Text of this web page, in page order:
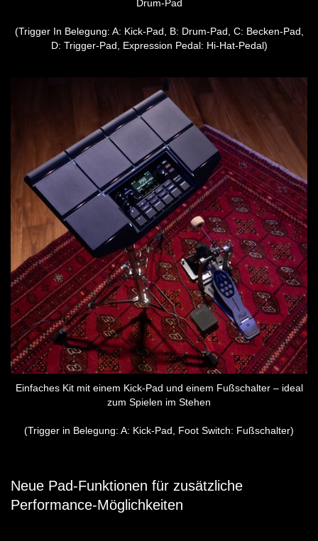
Drum-Pad
(Trigger In Belegung: A: Kick-Pad, B: Drum-Pad, C: Becken-Pad,
D: Trigger-Pad, Expression Pedal: Hi-Hat-Pedal)
Einfaches Kit mit einem Kick-Pad und einem Fußschalter – ideal
zum Spielen im Stehen
(Trigger in Belegung: A: Kick-Pad, Foot Switch: Fußschalter)
Neue Pad-Funktionen für zusätzliche
Performance-Möglichkeiten